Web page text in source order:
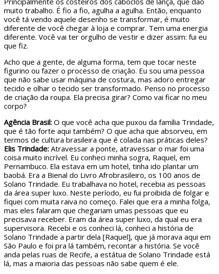
muito trabalho. É fio a fio, agulha a agulha. Então, enquanto
você tá vendo aquele desenho se transformar, é muito
diferente de você chegar à loja e comprar. Tem uma energia
diferente. Você vai ter orgulho de vestir e dizer assim: fui eu
que fiz.
Acho que a gente, de alguma forma, tem que tocar neste
figurino ou fazer o processo de criação. Eu sou uma pessoa
que não sabe usar máquina de costura, mas adoro entregar
tecido e olhar o tecido ser transformado. Penso no processo
de criação da roupa. Ela precisa girar? Como vai ficar no meu
corpo?
Agência Brasil: O que você acha que puxou da família Trindade,
que é tão forte aqui também? O que acha que absorveu, em
termos de cultura brasileira que é colada nas práticas deles?
Elis Trindade: Atravessar a ponte, atravessar o mar foi uma
coisa muito incrível. Eu conheci minha sogra, Raquel, em
Pernambuco. Ela estava em um hotel, tinha ido plantar um
baobá. Era a Bienal do Livro Afrobrasileiro, os 100 anos de
Solano Trindade. Eu trabalhava no hotel, recebia as pessoas
da área super luxo. Neste período, eu fui proibida de folgar e
fiquei com muita raiva no começo. Falei que era a minha folga,
mas eles falaram que chegariam umas pessoas que eu
precisava receber. Eram da área super luxo, da qual eu era
supervisora. Recebi e os conheci lá, conheci a história de
Solano Trindade a partir dela [Raquel], que já morava aqui em
São Paulo e foi pra lá também, recontar a história. Se você
anda pelas ruas de Recife, a estátua de Solano Trindade está
lá, mas a maioria das pessoas não sabe quem é ele.